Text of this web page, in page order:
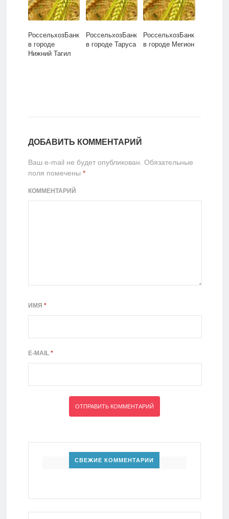
РоссельхозБанк
в городе
Нижний Тагил
РоссельхозБанк
в городе Таруса
РоссельхозБанк
в городе Мегион
ДОБАВИТЬ КОММЕНТАРИЙ
Ваш e-mail не будет опубликован. Обязательные
поля помечены *
КОММЕНТАРИЙ
ИМЯ *
E-MAIL *
СВЕЖИЕ КОММЕНТАРИИ